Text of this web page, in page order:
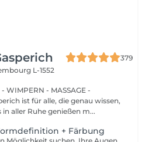
379
L-1552
WIMPERN - MASSAGE -
aller Ruhe genießen m...
+ Färbung